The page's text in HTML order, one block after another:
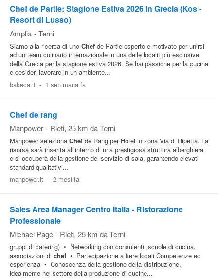
Offerte
Area
Aziende
Chef de Partie: Stagione Estiva 2026 in Grecia (Kos -
Resort di Lusso)
Amplia - Terni
Siamo alla ricerca di uno Chef de Partie esperto e motivato per unirsi
ad un team culinario internazionale in una delle localit più esclusive
della Grecia per la stagione estiva 2026. Se hai passione per la cucina
e desideri lavorare in un ambiente...
bakeca.it - 1 settimana fa
Chef de rang
Manpower - Rieti, 25 km da Terni
Manpower seleziona Chef de Rang per Hotel in zona Via di Ripetta. La
risorsa sarà inserita all’interno di una prestigiosa struttura alberghiera
e si occuperà della gestione del servizio di sala, garantendo elevati
standard qualitativi...
manpower.it - 2 mesi fa
Sales Area Manager Centro Italia - Ristorazione
Professionale
Michael Page - Rieti, 25 km da Terni
gruppi di catering) • Networking con consulenti, scuole di cucina,
associazioni di chef • Partecipazione a fiere locali Competenze ed
esperienza • Conoscenza della gestione della distribuzione,
idealmente nel settore della produzione di cucine...